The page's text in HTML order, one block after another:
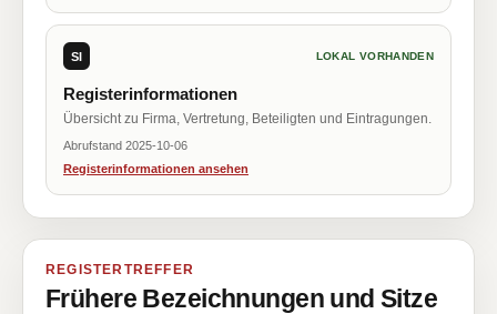
SI LOKAL VORHANDEN
Registerinformationen
Übersicht zu Firma, Vertretung, Beteiligten und Eintragungen.
Abrufstand 2025-10-06
Registerinformationen ansehen
REGISTERTREFFER
Frühere Bezeichnungen und Sitze